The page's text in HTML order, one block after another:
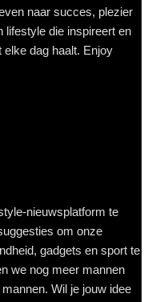
naar succes, plezier
lifestyle die inspireert en
dag haalt. Enjoy
nieuwsplatform te
om onze
gadgets en sport te
we nog meer mannen
Wil je jouw idee